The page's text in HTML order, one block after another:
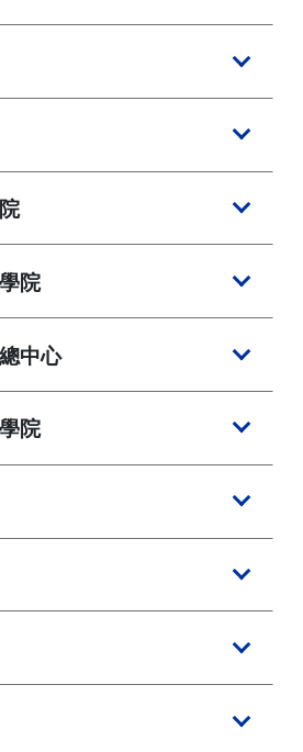
院
中心
院